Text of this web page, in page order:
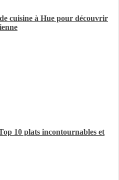
cuisine à Hue pour découvrir
10 plats incontournables et